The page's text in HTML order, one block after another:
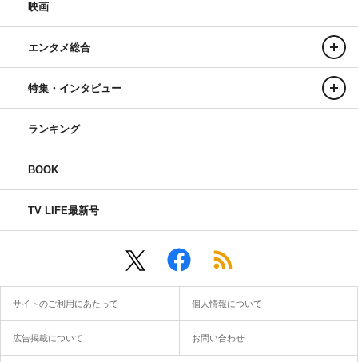
映画
エンタメ総合
特集・インタビュー
ランキング
BOOK
TV LIFE最新号
サイトのご利用にあたって 個人情報について
広告掲載について お問い合わせ